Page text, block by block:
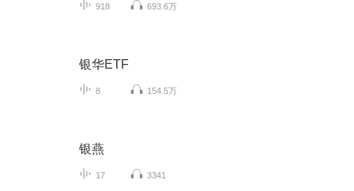
918 693.6万
银华ETF
8 154.5万
银燕
17 3341